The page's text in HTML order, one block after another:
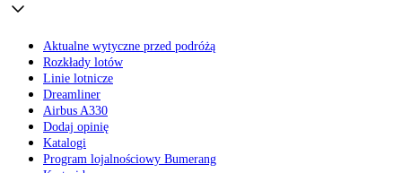
Aktualne wytyczne przed podróżą
Rozkłady lotów
Linie lotnicze
Dreamliner
Airbus A330
Dodaj opinię
Katalogi
Program lojalnościowy Bumerang